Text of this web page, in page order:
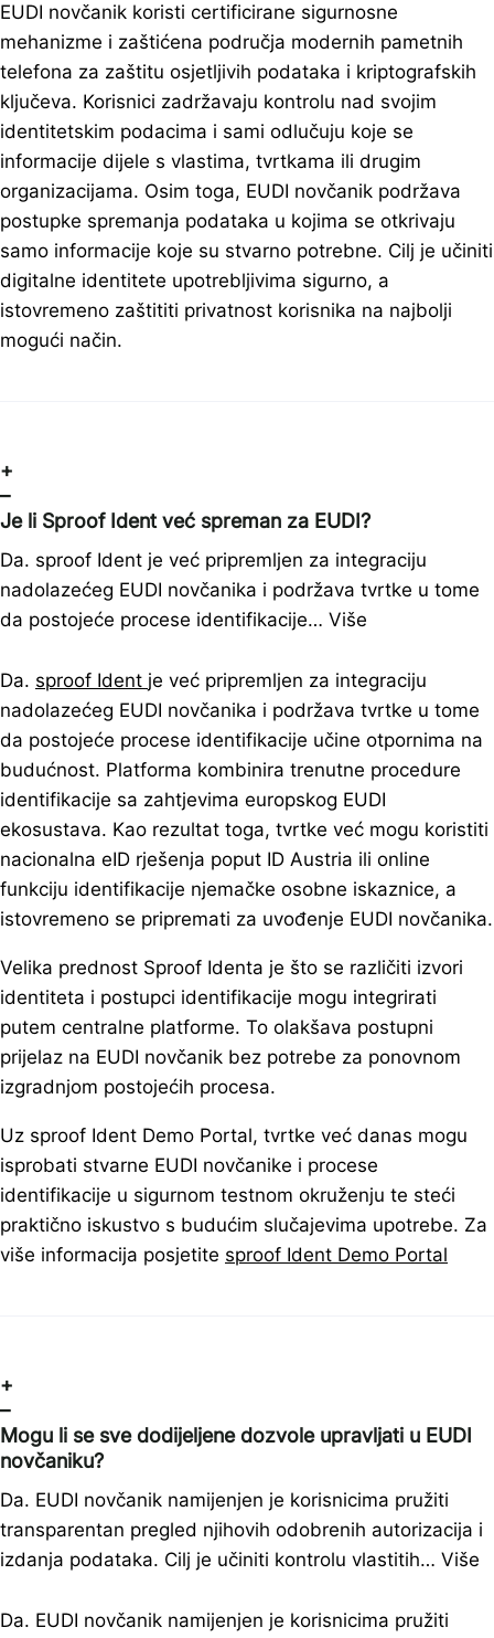
EUDI novčanik koristi certificirane sigurnosne
mehanizme i zaštićena područja modernih pametnih
telefona za zaštitu osjetljivih podataka i kriptografskih
ključeva. Korisnici zadržavaju kontrolu nad svojim
identitetskim podacima i sami odlučuju koje se
informacije dijele s vlastima, tvrtkama ili drugim
organizacijama. Osim toga, EUDI novčanik podržava
postupke spremanja podataka u kojima se otkrivaju
samo informacije koje su stvarno potrebne. Cilj je učiniti
digitalne identitete upotrebljivima sigurno, a
istovremeno zaštititi privatnost korisnika na najbolji
mogući način.
+
–
Je li Sproof Ident već spreman za EUDI?
Da. sproof Ident je već pripremljen za integraciju
nadolazećeg EUDI novčanika i podržava tvrtke u tome
da postojeće procese identifikacije… Više
Da. sproof Ident je već pripremljen za integraciju
nadolazećeg EUDI novčanika i podržava tvrtke u tome
da postojeće procese identifikacije učine otpornima na
budućnost. Platforma kombinira trenutne procedure
identifikacije sa zahtjevima europskog EUDI
ekosustava. Kao rezultat toga, tvrtke već mogu koristiti
nacionalna eID rješenja poput ID Austria ili online
funkciju identifikacije njemačke osobne iskaznice, a
istovremeno se pripremati za uvođenje EUDI novčanika.
Velika prednost Sproof Identa je što se različiti izvori
identiteta i postupci identifikacije mogu integrirati
putem centralne platforme. To olakšava postupni
prijelaz na EUDI novčanik bez potrebe za ponovnom
izgradnjom postojećih procesa.
Uz sproof Ident Demo Portal, tvrtke već danas mogu
isprobati stvarne EUDI novčanike i procese
identifikacije u sigurnom testnom okruženju te steći
praktično iskustvo s budućim slučajevima upotrebe. Za
više informacija posjetite sproof Ident Demo Portal
+
–
Mogu li se sve dodijeljene dozvole upravljati u EUDI
novčaniku?
Da. EUDI novčanik namijenjen je korisnicima pružiti
transparentan pregled njihovih odobrenih autorizacija i
izdanja podataka. Cilj je učiniti kontrolu vlastitih… Više
Da. EUDI novčanik namijenjen je korisnicima pružiti